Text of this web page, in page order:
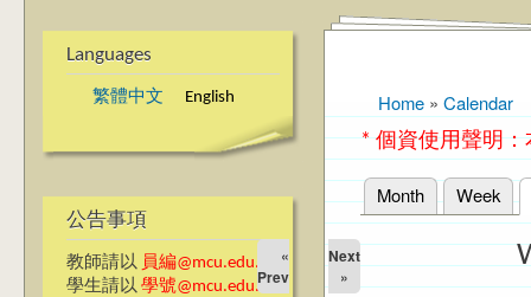
Languages
繁體中文 English
公告事項
教師請以 員編@mcu.edu.tw
學生請以 學號@mcu.edu.tw
You are here
Home » Calendar
* 個資使用聲明
Primary tabs
Month Week
«
Prev
Next
»